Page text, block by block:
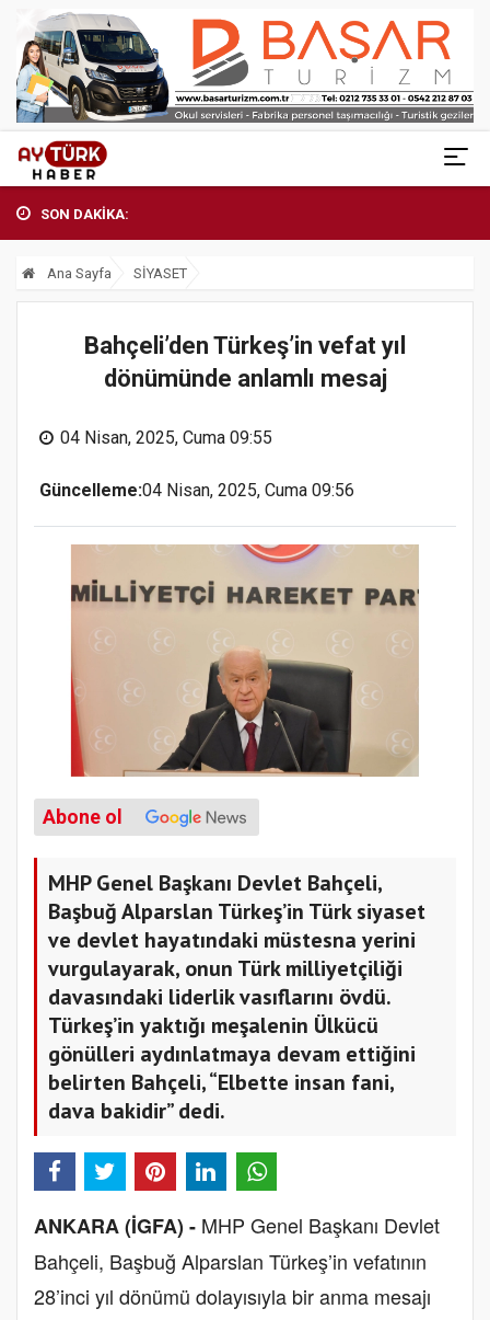
SON DAKİKA:
Ana Sayfa SİYASET
Bahçeli’den Türkeş’in vefat yıl
dönümünde anlamlı mesaj
04 Nisan, 2025, Cuma 09:55
Güncelleme:04 Nisan, 2025, Cuma 09:56
Abone ol
MHP Genel Başkanı Devlet Bahçeli,
Başbuğ Alparslan Türkeş’in Türk siyaset
ve devlet hayatındaki müstesna yerini
vurgulayarak, onun Türk milliyetçiliği
davasındaki liderlik vasıflarını övdü.
Türkeş’in yaktığı meşalenin Ülkücü
gönülleri aydınlatmaya devam ettiğini
belirten Bahçeli, “Elbette insan fani,
dava bakidir” dedi.
ANKARA (İGFA) - MHP Genel Başkanı Devlet
Bahçeli, Başbuğ Alparslan Türkeş’in vefatının
28’inci yıl dönümü dolayısıyla bir anma mesajı